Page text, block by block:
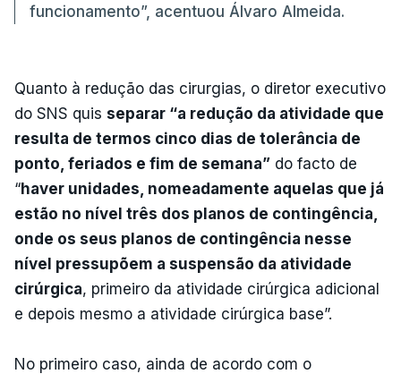
funcionamento”, acentuou Álvaro Almeida.
Quanto à redução das cirurgias, o diretor executivo
do SNS quis separar “a redução da atividade que
resulta de termos cinco dias de tolerância de
ponto, feriados e fim de semana” do facto de
“haver unidades, nomeadamente aquelas que já
estão no nível três dos planos de contingência,
onde os seus planos de contingência nesse
nível pressupõem a suspensão da atividade
cirúrgica, primeiro da atividade cirúrgica adicional
e depois mesmo a atividade cirúrgica base”.
No primeiro caso, ainda de acordo com o